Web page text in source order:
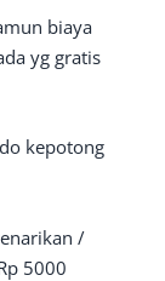
biaya
yg gratis
kepotong
/
5000